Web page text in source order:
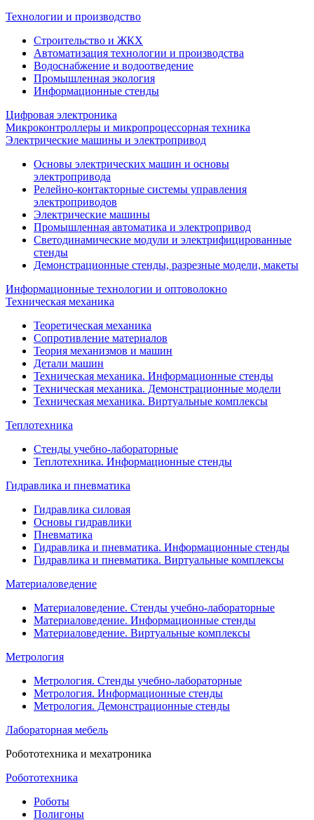
Технологии и производство
Строительство и ЖКХ
Автоматизация технологии и производства
Водоснабжение и водоотведение
Промышленная экология
Информационные стенды
Цифровая электроника
Микроконтроллеры и микропроцессорная техника
Электрические машины и электропривод
Основы электрических машин и основы
электропривода
Релейно-контакторные системы управления
электроприводов
Электрические машины
Промышленная автоматика и электропривод
Светодинамические модули и электрифицированные
стенды
Демонстрационные стенды, разрезные модели, макеты
Информационные технологии и оптоволокно
Техническая механика
Теоретическая механика
Сопротивление материалов
Теория механизмов и машин
Детали машин
Техническая механика. Информационные стенды
Техническая механика. Демонстрационные модели
Техническая механика. Виртуальные комплексы
Теплотехника
Стенды учебно-лабораторные
Теплотехника. Информационные стенды
Гидравлика и пневматика
Гидравлика силовая
Основы гидравлики
Пневматика
Гидравлика и пневматика. Информационные стенды
Гидравлика и пневматика. Виртуальные комплексы
Материаловедение
Материаловедение. Стенды учебно-лабораторные
Материаловедение. Информационные стенды
Материаловедение. Виртуальные комплексы
Метрология
Метрология. Стенды учебно-лабораторные
Метрология. Информационные стенды
Метрология. Демонстрационные стенды
Лабораторная мебель
Робототехника и мехатроника
Робототехника
Роботы
Полигоны